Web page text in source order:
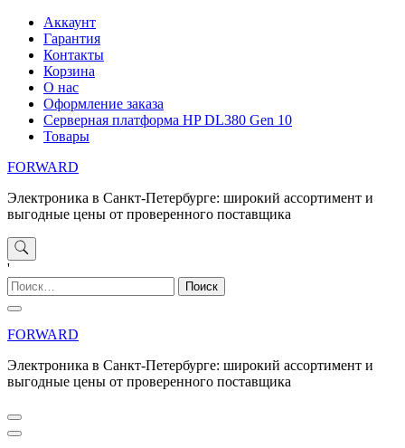
Перейти
содержимому
Аккаунт
Гарантия
Контакты
Корзина
О нас
Оформление заказа
Серверная платформа HP DL380 Gen 10
Товары
FORWARD
Электроника в Санкт-Петербурге: широкий ассортимент и
выгодные цены от проверенного поставщика
'
Найти:
FORWARD
Электроника в Санкт-Петербурге: широкий ассортимент и
выгодные цены от проверенного поставщика